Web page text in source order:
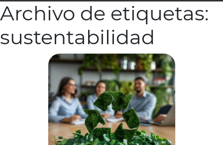
Archivo de etiquetas:
sustentabilidad